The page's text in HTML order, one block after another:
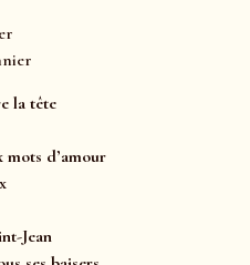
la tête
d’amour
Jean